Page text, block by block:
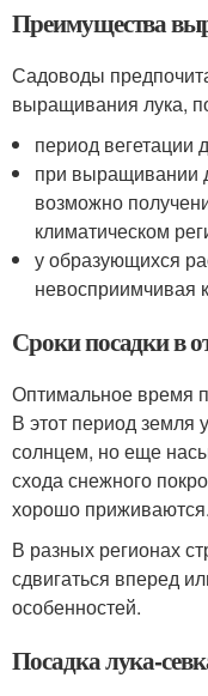
Преимущества
Садоводы
выращивания лука,
период вегетации
при выращивании
возможно
климатическом
у образующихся
невосприимчивая
Сроки посадки в
Оптимальное время
В этот период земля
солнцем, но еще
схода снежного
хорошо приживаются.
В разных регионах
сдвигаться вперед
особенностей.
Посадка лука-